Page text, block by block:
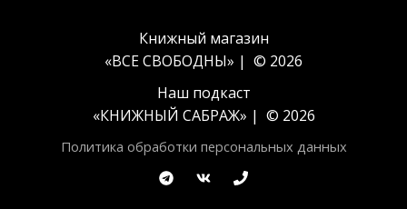
Книжный магазин
«ВСЕ СВОБОДНЫ» | © 2026
Наш подкаст
«КНИЖНЫЙ САБРАЖ» | © 2026
Политика обработки персональных данных